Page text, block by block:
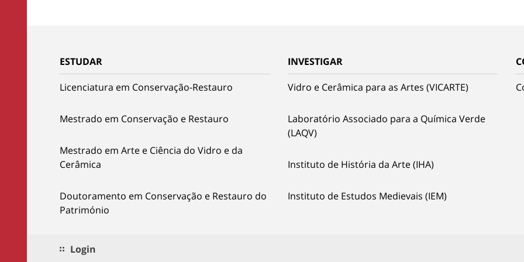
ESTUDAR
Licenciatura em Conservação-Restauro
Mestrado em Conservação e Restauro
Mestrado em Arte e Ciência do Vidro e da
Cerâmica
Doutoramento em Conservação e Restauro do
Património
INVESTIGAR
Vidro e Cerâmica para as Artes (VICARTE)
Laboratório Associado para a Química Verde
(LAQV)
Instituto de História da Arte (IHA)
Instituto de Estudos Medievais (IEM)
Login